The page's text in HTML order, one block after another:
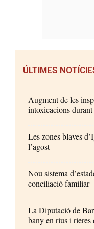
ÚLTIMES
Augment de les
intoxicacions durant
Les zones blaves
l’agost
Nou sistema
conciliació familiar
La Diputació de
bany en rius i rieres